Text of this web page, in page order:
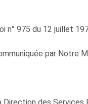
n° 975 du 12 juillet
par Notre